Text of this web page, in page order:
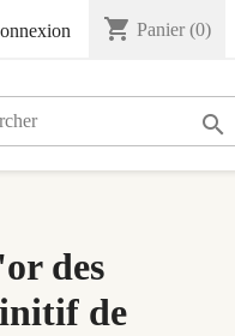
shopping_cart Panier (0)

des
de